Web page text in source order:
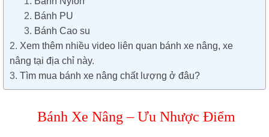
Bánh PU
Bánh Cao su
Xem thêm nhiều video liên quan bánh xe nâng, xe
nâng tại địa chỉ này.
Tìm mua bánh xe nâng chất lượng ở đâu?
Bánh Xe Nâng – Ưu Nhược Điểm